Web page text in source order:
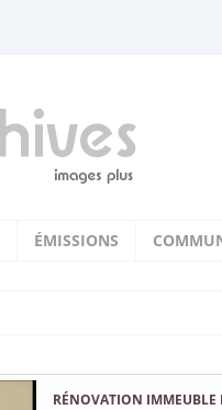
ÉMISSIONS
RÉNOVATION IMMEUBLE